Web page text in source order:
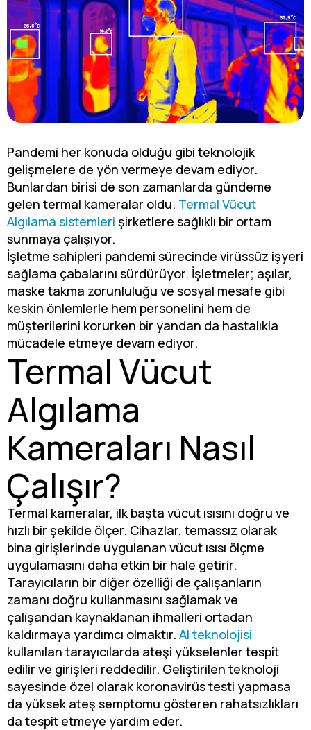
Pandemi her konuda olduğu gibi teknolojik
gelişmelere de yön vermeye devam ediyor.
Bunlardan birisi de son zamanlarda gündeme
gelen termal kameralar oldu. Termal Vücut
Algılama sistemleri şirketlere sağlıklı bir ortam
sunmaya çalışıyor.
İşletme sahipleri pandemi sürecinde virüssüz işyeri
sağlama çabalarını sürdürüyor. İşletmeler; aşılar,
maske takma zorunluluğu ve sosyal mesafe gibi
keskin önlemlerle hem personelini hem de
müşterilerini korurken bir yandan da hastalıkla
mücadele etmeye devam ediyor.
Termal Vücut
Algılama
Kameraları Nasıl
Çalışır?
Termal kameralar, ilk başta vücut ısısını doğru ve
hızlı bir şekilde ölçer. Cihazlar, temassız olarak
bina girişlerinde uygulanan vücut ısısı ölçme
uygulamasını daha etkin bir hale getirir.
Tarayıcıların bir diğer özelliği de çalışanların
zamanı doğru kullanmasını sağlamak ve
çalışandan kaynaklanan ihmalleri ortadan
kaldırmaya yardımcı olmaktır. AI teknolojisi
kullanılan tarayıcılarda ateşi yükselenler tespit
edilir ve girişleri reddedilir. Geliştirilen teknoloji
sayesinde özel olarak koronavirüs testi yapmasa
da yüksek ateş semptomu gösteren rahatsızlıkları
da tespit etmeye yardım eder.